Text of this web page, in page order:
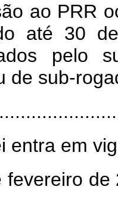
ao PRR
até 30
pelo
de sub-
entra em
de